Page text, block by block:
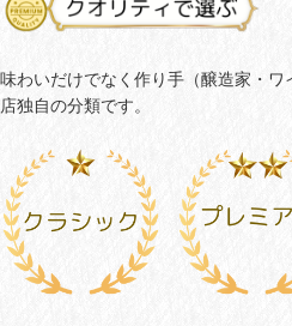
味わいだけでなく作り手（醸造家・
店独自の分類です。